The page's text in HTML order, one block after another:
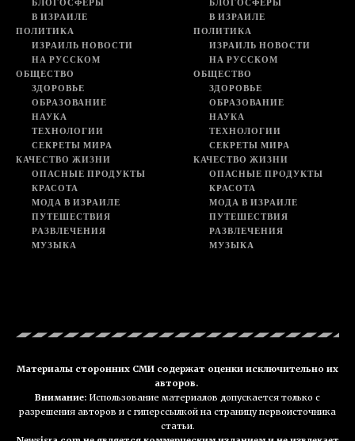
В ИЗРАИЛЕ
ПОЛИТИКА
ИЗРАИЛЬ НОВОСТИ
НА РУССКОМ
ОБЩЕСТВО
ЗДОРОВЬЕ
ОБРАЗОВАНИЕ
НАУКА
ТЕХНОЛОГИИ
СЕКРЕТЫ МИРА
КАЧЕСТВО ЖИЗНИ
ОПАСНЫЕ ПРОДУКТЫ
КРАСОТА
МОДА В ИЗРАИЛЕ
ПУТЕШЕСТВИЯ
РАЗВЛЕЧЕНИЯ
МУЗЫКА
В ИЗРАИЛЕ
ПОЛИТИКА
ИЗРАИЛЬ НОВОСТИ
НА РУССКОМ
ОБЩЕСТВО
ЗДОРОВЬЕ
ОБРАЗОВАНИЕ
НАУКА
ТЕХНОЛОГИИ
СЕКРЕТЫ МИРА
КАЧЕСТВО ЖИЗНИ
ОПАСНЫЕ ПРОДУКТЫ
КРАСОТА
МОДА В ИЗРАИЛЕ
ПУТЕШЕСТВИЯ
РАЗВЛЕЧЕНИЯ
МУЗЫКА
Материалы сторонних СМИ содержат оценки исключительно их
авторов.
Внимание: Использование материалов допускается только с
разрешения авторов и с гиперссылкой на страницу первоисточника
статьи.